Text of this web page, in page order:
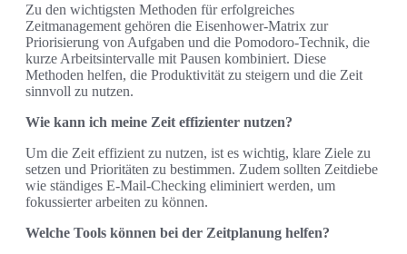
Zu den wichtigsten Methoden für erfolgreiches
Zeitmanagement gehören die Eisenhower-Matrix zur
Priorisierung von Aufgaben und die Pomodoro-Technik, die
kurze Arbeitsintervalle mit Pausen kombiniert. Diese
Methoden helfen, die Produktivität zu steigern und die Zeit
sinnvoll zu nutzen.
Wie kann ich meine Zeit effizienter nutzen?
Um die Zeit effizient zu nutzen, ist es wichtig, klare Ziele zu
setzen und Prioritäten zu bestimmen. Zudem sollten Zeitdiebe
wie ständiges E-Mail-Checking eliminiert werden, um
fokussierter arbeiten zu können.
Welche Tools können bei der Zeitplanung helfen?